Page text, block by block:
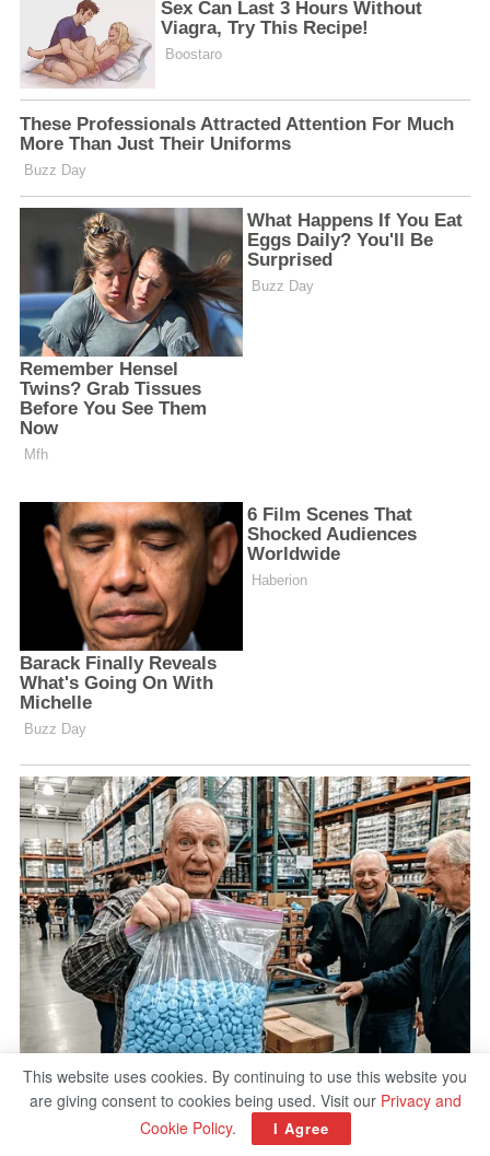
This website uses cookies. By continuing to use this website you
are giving consent to cookies being used. Visit our Privacy and
Cookie Policy. I Agree